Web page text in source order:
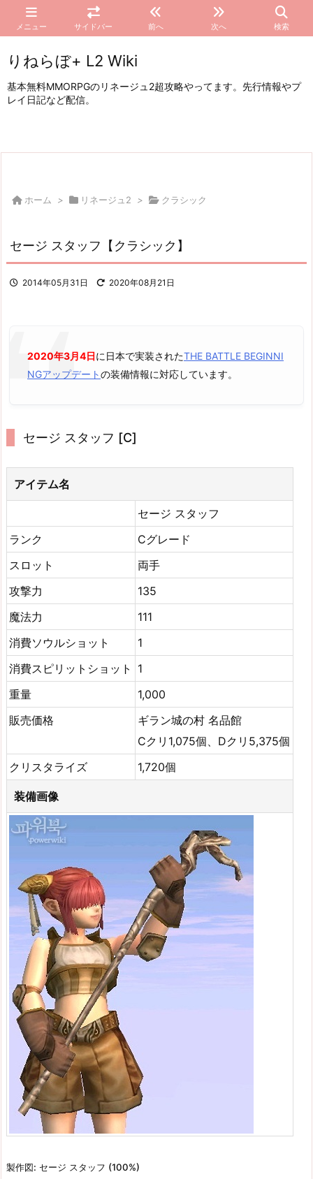
メニュー サイドバー 前へ 次へ 検索
りねらぼ+ L2 Wiki
基本無料MMORPGのリネージュ2超攻略やってます。先行情報やプ
レイ日記など配信。
ホーム > リネージュ2 > クラシック
セージ スタッフ【クラシック】
2014年05月31日 2020年08月21日
2020年3月4日に日本で実装されたTHE BATTLE BEGINNI
NGアップデートの装備情報に対応しています。
セージ スタッフ [C]
アイテム名
セージ スタッフ
ランク
Cグレード
スロット
両手
攻撃力
135
魔法力
111
消費ソウルショット
1
消費スピリットショット
1
重量
1,000
販売価格
ギラン城の村 名品館
Cクリ1,075個、Dクリ5,375個
クリスタライズ
1,720個
装備画像
製作図: セージ スタッフ (100%)